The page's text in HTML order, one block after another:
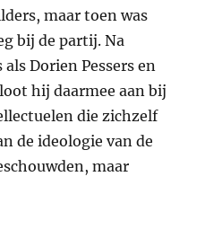
maar toen was
bij de partij. Na
Dorien Pessers en
hij daarmee aan bij
die zichzelf
de ideologie van de
maar